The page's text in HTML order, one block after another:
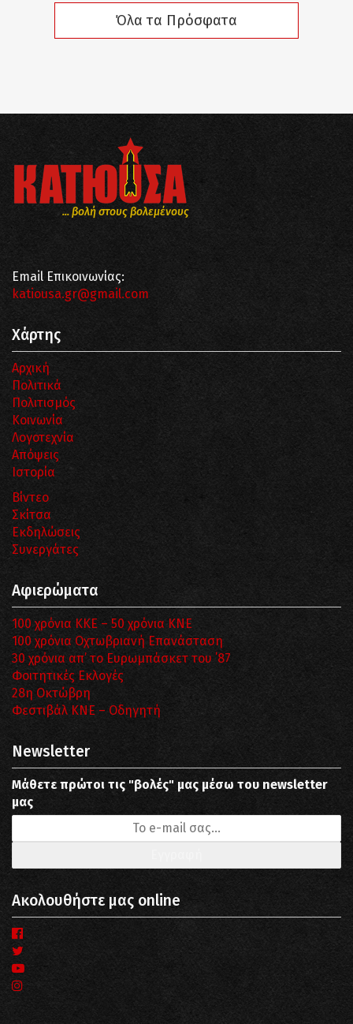
Όλα τα Πρόσφατα
... βολή στους βολεμένους
Email Επικοινωνίας:
katiousa.gr@gmail.com
Χάρτης
Αρχική
Πολιτικά
Πολιτισμός
Κοινωνία
Λογοτεχνία
Απόψεις
Ιστορία
Βίντεο
Σκίτσα
Εκδηλώσεις
Συνεργάτες
Αφιερώματα
100 χρόνια ΚΚΕ – 50 χρόνια ΚΝΕ
100 χρόνια Οχτωβριανή Επανάσταση
30 χρόνια απ’ το Ευρωμπάσκετ του ΄87
Φοιτητικές Εκλογές
28η Οκτώβρη
Φεστιβάλ ΚΝΕ – Οδηγητή
Newsletter
Μάθετε πρώτοι τις "βολές" μας μέσω του newsletter
μας
Ακολουθήστε μας online